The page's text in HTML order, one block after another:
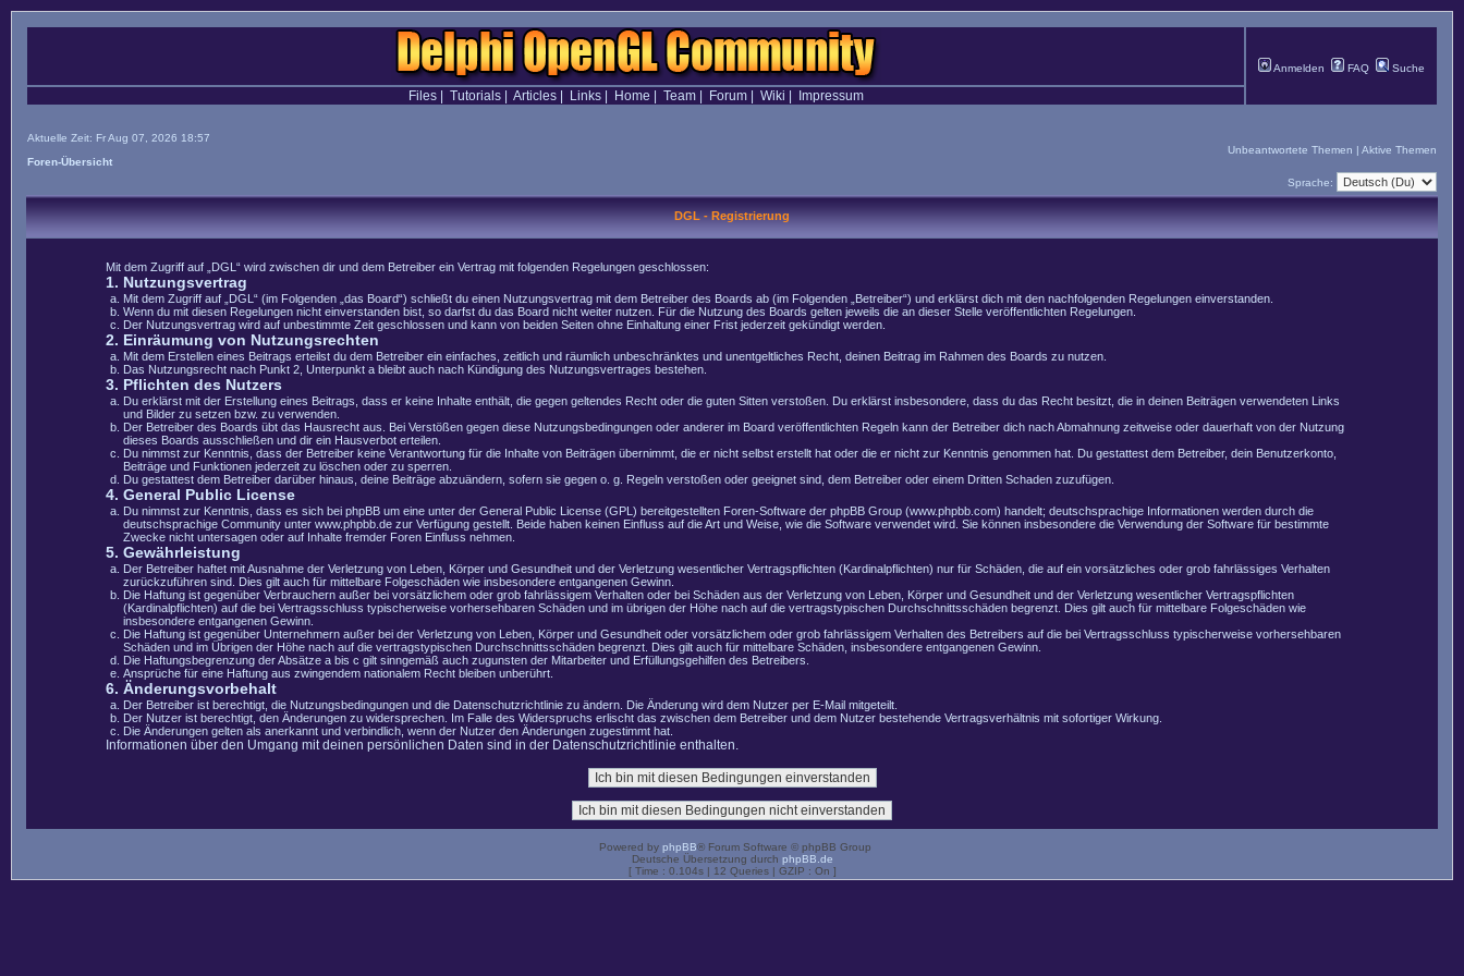
Anmelden FAQ Suche
Files| Tutorials| Articles| Links| Home Team| Forum| Wiki Impressum
Aktuelle Zeit: Fr Aug 07, 2026 18:57
Foren-Übersicht
Unbeantwortete Themen | Aktive Themen
Sprache:
DGL - Registrierung
Mit dem Zugriff auf „DGL“ wird zwischen dir und dem Betreiber ein Vertrag mit folgenden Regelungen geschlossen:
1. Nutzungsvertrag
Mit dem Zugriff auf „DGL“ (im Folgenden „das Board“) schließt du einen Nutzungsvertrag mit dem Betreiber des Boards ab (im Folgenden „Betreiber“) und erklärst dich mit den nachfolgenden Regelungen einverstanden.
Wenn du mit diesen Regelungen nicht einverstanden bist, so darfst du das Board nicht weiter nutzen. Für die Nutzung des Boards gelten jeweils die an dieser Stelle veröffentlichten Regelungen.
Der Nutzungsvertrag wird auf unbestimmte Zeit geschlossen und kann von beiden Seiten ohne Einhaltung einer Frist jederzeit gekündigt werden.
2. Einräumung von Nutzungsrechten
Mit dem Erstellen eines Beitrags erteilst du dem Betreiber ein einfaches, zeitlich und räumlich unbeschränktes und unentgeltliches Recht, deinen Beitrag im Rahmen des Boards zu nutzen.
Das Nutzungsrecht nach Punkt 2, Unterpunkt a bleibt auch nach Kündigung des Nutzungsvertrages bestehen.
3. Pflichten des Nutzers
Du erklärst mit der Erstellung eines Beitrags, dass er keine Inhalte enthält, die gegen geltendes Recht oder die guten Sitten verstoßen. Du erklärst insbesondere, dass du das Recht besitzt, die in deinen Beiträgen verwendeten Links
und Bilder zu setzen bzw. zu verwenden.
Der Betreiber des Boards übt das Hausrecht aus. Bei Verstößen gegen diese Nutzungsbedingungen oder anderer im Board veröffentlichten Regeln kann der Betreiber dich nach Abmahnung zeitweise oder dauerhaft von der Nutzung
dieses Boards ausschließen und dir ein Hausverbot erteilen.
Du nimmst zur Kenntnis, dass der Betreiber keine Verantwortung für die Inhalte von Beiträgen übernimmt, die er nicht selbst erstellt hat oder die er nicht zur Kenntnis genommen hat. Du gestattest dem Betreiber, dein Benutzerkonto,
Beiträge und Funktionen jederzeit zu löschen oder zu sperren.
Du gestattest dem Betreiber darüber hinaus, deine Beiträge abzuändern, sofern sie gegen o. g. Regeln verstoßen oder geeignet sind, dem Betreiber oder einem Dritten Schaden zuzufügen.
4. General Public License
Du nimmst zur Kenntnis, dass es sich bei phpBB um eine unter der General Public License (GPL) bereitgestellten Foren-Software der phpBB Group (www.phpbb.com) handelt; deutschsprachige Informationen werden durch die
deutschsprachige Community unter www.phpbb.de zur Verfügung gestellt. Beide haben keinen Einfluss auf die Art und Weise, wie die Software verwendet wird. Sie können insbesondere die Verwendung der Software für bestimmte
Zwecke nicht untersagen oder auf Inhalte fremder Foren Einfluss nehmen.
5. Gewährleistung
Der Betreiber haftet mit Ausnahme der Verletzung von Leben, Körper und Gesundheit und der Verletzung wesentlicher Vertragspflichten (Kardinalpflichten) nur für Schäden, die auf ein vorsätzliches oder grob fahrlässiges Verhalten
zurückzuführen sind. Dies gilt auch für mittelbare Folgeschäden wie insbesondere entgangenen Gewinn.
Die Haftung ist gegenüber Verbrauchern außer bei vorsätzlichem oder grob fahrlässigem Verhalten oder bei Schäden aus der Verletzung von Leben, Körper und Gesundheit und der Verletzung wesentlicher Vertragspflichten
(Kardinalpflichten) auf die bei Vertragsschluss typischerweise vorhersehbaren Schäden und im übrigen der Höhe nach auf die vertragstypischen Durchschnittsschäden begrenzt. Dies gilt auch für mittelbare Folgeschäden wie
insbesondere entgangenen Gewinn.
Die Haftung ist gegenüber Unternehmern außer bei der Verletzung von Leben, Körper und Gesundheit oder vorsätzlichem oder grob fahrlässigem Verhalten des Betreibers auf die bei Vertragsschluss typischerweise vorhersehbaren
Schäden und im Übrigen der Höhe nach auf die vertragstypischen Durchschnittsschäden begrenzt. Dies gilt auch für mittelbare Schäden, insbesondere entgangenen Gewinn.
Die Haftungsbegrenzung der Absätze a bis c gilt sinngemäß auch zugunsten der Mitarbeiter und Erfüllungsgehilfen des Betreibers.
Ansprüche für eine Haftung aus zwingendem nationalem Recht bleiben unberührt.
6. Änderungsvorbehalt
Der Betreiber ist berechtigt, die Nutzungsbedingungen und die Datenschutzrichtlinie zu ändern. Die Änderung wird dem Nutzer per E-Mail mitgeteilt.
Der Nutzer ist berechtigt, den Änderungen zu widersprechen. Im Falle des Widerspruchs erlischt das zwischen dem Betreiber und dem Nutzer bestehende Vertragsverhältnis mit sofortiger Wirkung.
Die Änderungen gelten als anerkannt und verbindlich, wenn der Nutzer den Änderungen zugestimmt hat.
Informationen über den Umgang mit deinen persönlichen Daten sind in der Datenschutzrichtlinie enthalten.
Powered by phpBB® Forum Software © phpBB Group
Deutsche Übersetzung durch phpBB.de
[ Time : 0.104s | 12 Queries | GZIP : On ]